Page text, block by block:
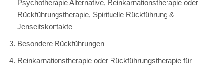
Psychotherapie Alternative, Reinkarnationstherapie oder
Rückführungstherapie, Spirituelle Rückführung &
Jenseitskontakte
Besondere Rückführungen
Reinkarnationstherapie oder Rückführungstherapie für